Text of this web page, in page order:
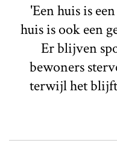
'Een huis is
huis is ook een
Er blijven
bewoners
terwijl het blijft